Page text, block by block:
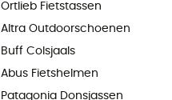
Ortlieb Fietstassen
Altra Outdoorschoenen
Buff Colsjaals
Abus Fietshelmen
Patagonia Donsjassen